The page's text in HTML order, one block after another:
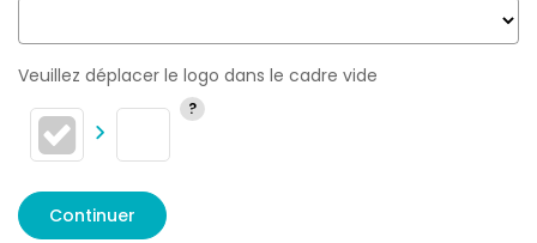
Veuillez déplacer le logo dans le cadre vide
Continuer